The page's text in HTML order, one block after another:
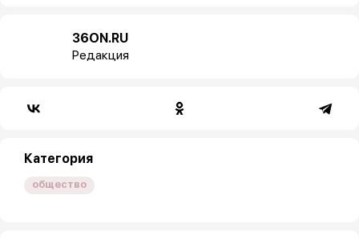
36ON.RU
Редакция
Категория
общество